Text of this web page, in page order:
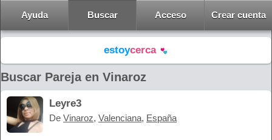
Ayuda Buscar Acceso Crear cuenta
estoycerca
Buscar Pareja en Vinaroz
Leyre3
De Vinaroz, Valenciana, España